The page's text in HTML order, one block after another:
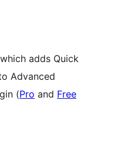
adds Quick
Advanced
(Pro and Free